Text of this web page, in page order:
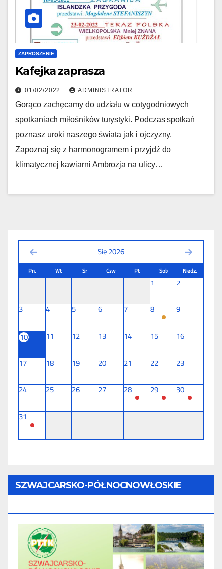
ZAPROSZENIE
Kafejka zaprasza
01/02/2022 ADMINISTRATOR
Gorąco zachęcamy do udziału w cotygodniowych
spotkaniach miłośników turystyki. Podczas spotkań
poznasz uroki naszego świata jak i ojczyzny.
Zapoznaj się z harmonogramem i przyjdź do
klimatycznej kawiarni Ambrozja na ulicy…
Sie 2026
Pn. Wt Sr Czw Pt Sob Niedz.
1
2
3
4 5 6 7 8
9
10
11 12 13 14 15
16
17
18 19 20 21 22
23
24
25 26 27 28 29
30
31
SZWAJCARSKO-PÓŁNOCNOWŁOSKIE